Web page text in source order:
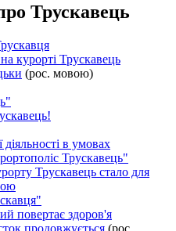
Трускавець
курорті Трускавець
(рос. мовою)
в умовах
Трускавець"
Трускавець стало для
повертає здоров'я
продовжується (рос.